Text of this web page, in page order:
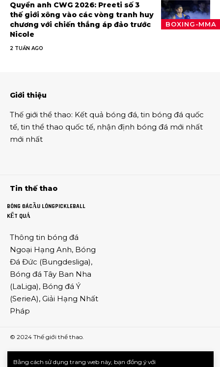
Bằng cách sử dụng trang web này, bạn đồng ý với
BOXING-MMA
Quyền anh CWG 2026: Preeti số 3
thế giới xông vào các vòng tranh huy
chương với chiến thắng áp đảo trước
Nicole
2 TUẦN AGO
Giới thiệu
Thế giới thể thao: Kết quả bóng đá, tin bóng đá quốc
tế, tin thể thao quốc tế, nhận định bóng đá mới nhất
mới nhất
Tin thế thao
BÓNG ĐÁCẦU LÔNGPICKLEBALL
KẾT QUẢ
Thông tin bóng đá
Ngoại Hạng Anh, Bóng
Đá Đức (Bungdesliga),
Bóng đá Tây Ban Nha
(LaLiga), Bóng đá Ý
(SerieA), Giải Hạng Nhất
Pháp
© 2024 Thế giới thể thao.